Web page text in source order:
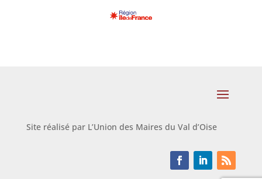
Site réalisé par L’Union des Maires du Val d’Oise